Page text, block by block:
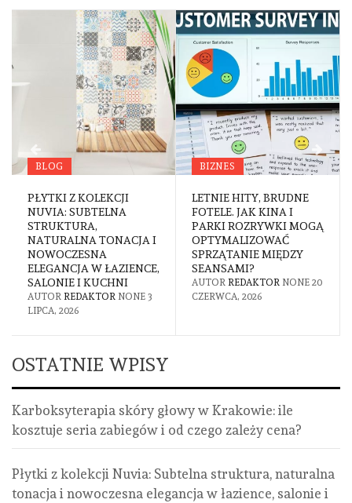
BLOG
PŁYTKI Z KOLEKCJI
NUVIA: SUBTELNA
STRUKTURA,
NATURALNA TONACJA I
NOWOCZESNA
ELEGANCJA W ŁAZIENCE,
SALONIE I KUCHNI
AUTOR REDAKTOR NONE 3
LIPCA, 2026
BIZNES
LETNIE HITY, BRUDNE
FOTELE. JAK KINA I
PARKI ROZRYWKI MOGĄ
OPTYMALIZOWAĆ
SPRZĄTANIE MIĘDZY
SEANSAMI?
AUTOR REDAKTOR NONE 20
CZERWCA, 2026
OSTATNIE WPISY
Karboksyterapia skóry głowy w Krakowie: ile
kosztuje seria zabiegów i od czego zależy cena?
Płytki z kolekcji Nuvia: Subtelna struktura, naturalna
tonacja i nowoczesna elegancja w łazience, salonie i